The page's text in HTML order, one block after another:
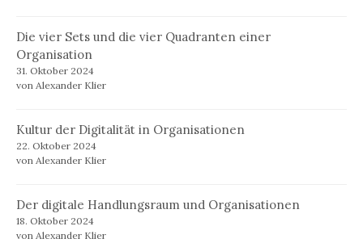
Die vier Sets und die vier Quadranten einer
Organisation
31. Oktober 2024
von Alexander Klier
Kultur der Digitalität in Organisationen
22. Oktober 2024
von Alexander Klier
Der digitale Handlungsraum und Organisationen
18. Oktober 2024
von Alexander Klier